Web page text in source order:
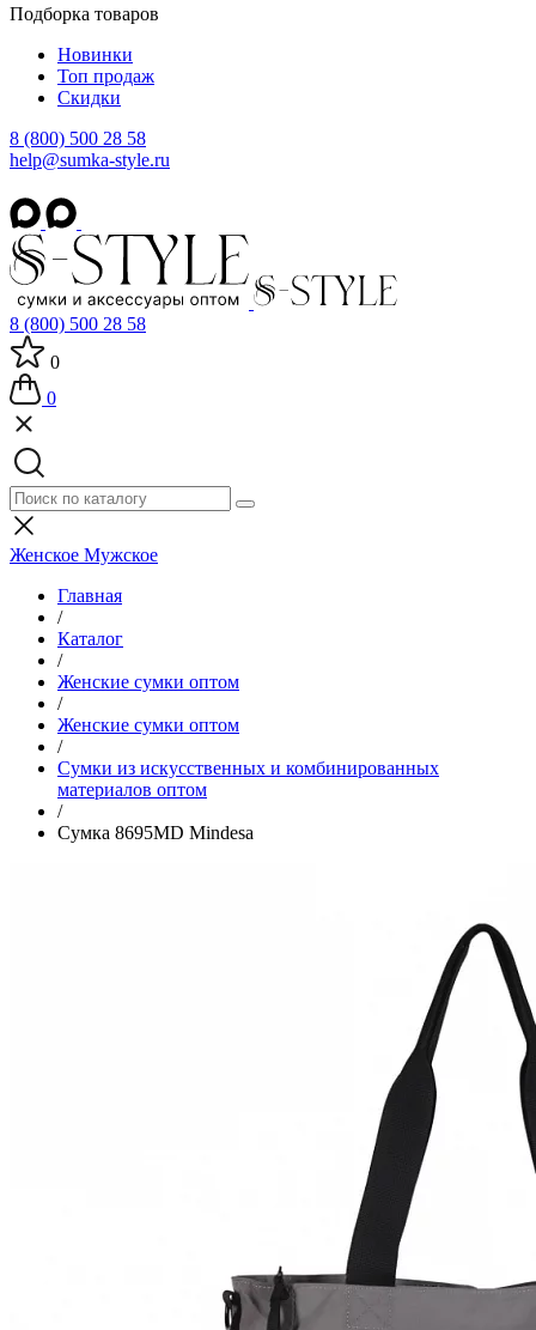
Подборка товаров
Новинки
Топ продаж
Скидки
8 (800) 500 28 58
help@sumka-style.ru
8 (800) 500 28 58
0
0
Женское Мужское
Главная
/
Каталог
/
Женские сумки оптом
/
Женские сумки оптом
/
Cумки из искусственных и комбинированных
материалов оптом
/
Сумка 8695MD Mindesa